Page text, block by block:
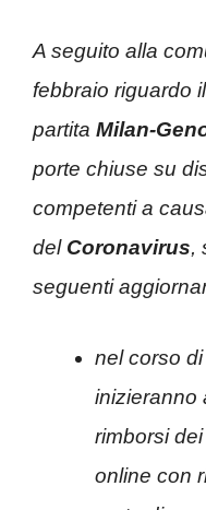
A seguito alla
febbraio riguardo
partita Milan-
porte chiuse su
competenti a
del Coronavirus,
seguenti
nel corso
inizieranno
rimborsi
online con